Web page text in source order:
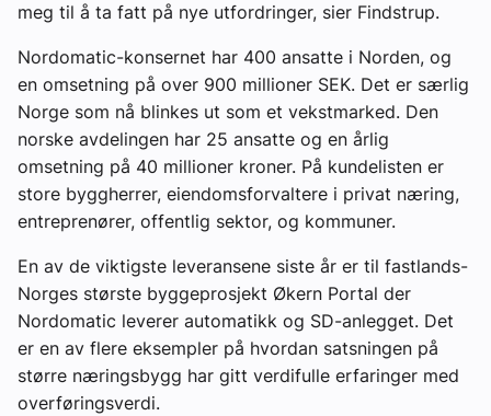
meg til å ta fatt på nye utfordringer, sier Findstrup.
Nordomatic-konsernet har 400 ansatte i Norden, og
en omsetning på over 900 millioner SEK. Det er særlig
Norge som nå blinkes ut som et vekstmarked. Den
norske avdelingen har 25 ansatte og en årlig
omsetning på 40 millioner kroner. På kundelisten er
store byggherrer, eiendomsforvaltere i privat næring,
entreprenører, offentlig sektor, og kommuner.
En av de viktigste leveransene siste år er til fastlands-
Norges største byggeprosjekt Økern Portal der
Nordomatic leverer automatikk og SD-anlegget. Det
er en av flere eksempler på hvordan satsningen på
større næringsbygg har gitt verdifulle erfaringer med
overføringsverdi.